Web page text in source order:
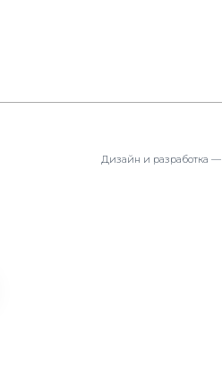
Дизайн и разработка —